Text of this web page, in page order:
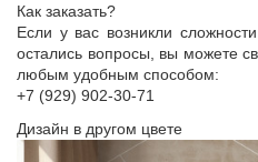
Как заказать?
Если у вас возникли
остались вопросы, вы можете
любым удобным способом:
+7 (929) 902-30-71
Дизайн в другом цвете